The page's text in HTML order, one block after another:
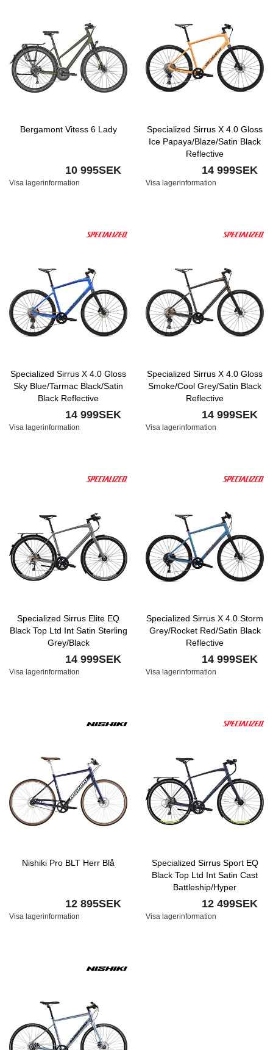
Bergamont Vitess 6 Lady
10 995SEK
Visa lagerinformation
Specialized Sirrus X 4.0 Gloss
Ice Papaya/Blaze/Satin Black
Reflective
14 999SEK
Visa lagerinformation
Specialized Sirrus X 4.0 Gloss
Sky Blue/Tarmac Black/Satin
Black Reflective
14 999SEK
Visa lagerinformation
Specialized Sirrus X 4.0 Gloss
Smoke/Cool Grey/Satin Black
Reflective
14 999SEK
Visa lagerinformation
Specialized Sirrus Elite EQ
Black Top Ltd Int Satin Sterling
Grey/Black
14 999SEK
Visa lagerinformation
Specialized Sirrus X 4.0 Storm
Grey/Rocket Red/Satin Black
Reflective
14 999SEK
Visa lagerinformation
Nishiki Pro BLT Herr Blå
12 895SEK
Visa lagerinformation
Specialized Sirrus Sport EQ
Black Top Ltd Int Satin Cast
Battleship/Hyper
12 499SEK
Visa lagerinformation